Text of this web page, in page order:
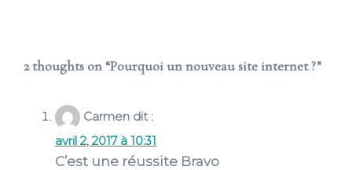
2 thoughts on “Pourquoi un nouveau site internet ?”
Carmen dit :
avril 2, 2017 à 10:31
C’est une réussite Bravo